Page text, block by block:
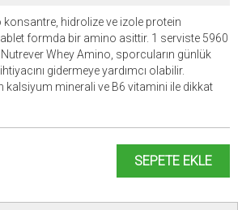
konsantre, hidrolize ve izole protein
formda bir amino asittir. 1 serviste 5960
Whey Amino, sporcuların günlük
gidermeye yardımcı olabilir.
kalsiyum minerali ve B6 vitamini ile dikkat
SEPETE EKLE